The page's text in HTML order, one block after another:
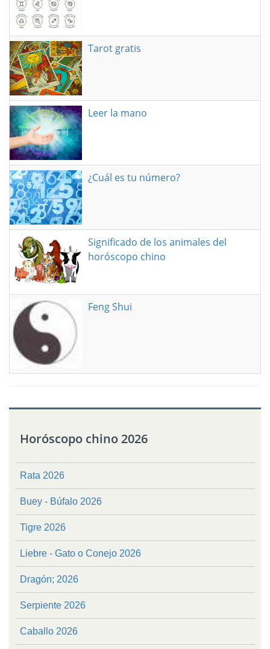
Tarot gratis
Leer la mano
¿Cuál es tu número?
Significado de los animales del
horóscopo chino
Feng Shui
Horóscopo chino 2026
Rata 2026
Buey - Búfalo 2026
Tigre 2026
Liebre - Gato o Conejo 2026
Dragón; 2026
Serpiente 2026
Caballo 2026